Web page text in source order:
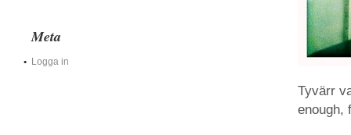
Tyvärr
enough,
Meta
Logga in